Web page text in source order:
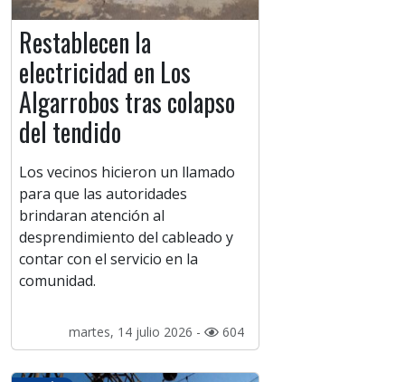
Restablecen la
electricidad en Los
Algarrobos tras colapso
del tendido
Los vecinos hicieron un llamado
para que las autoridades
brindaran atención al
desprendimiento del cableado y
contar con el servicio en la
comunidad.
martes, 14 julio 2026 - 604